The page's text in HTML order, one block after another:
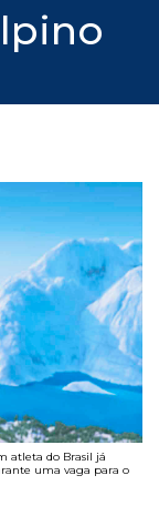
atleta do Brasil já
uma vaga para o